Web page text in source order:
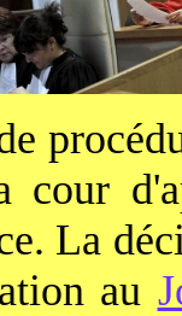
cour
La
au